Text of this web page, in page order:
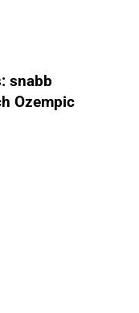
snabb
Ozempic